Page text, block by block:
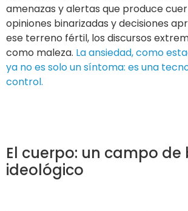
amenazas y alertas que produce
opiniones binarizadas y decisiones
ese terreno fértil, los discursos
como maleza. La ansiedad, como
ya no es solo un síntoma: es una
control.
El cuerpo: un campo
ideológico